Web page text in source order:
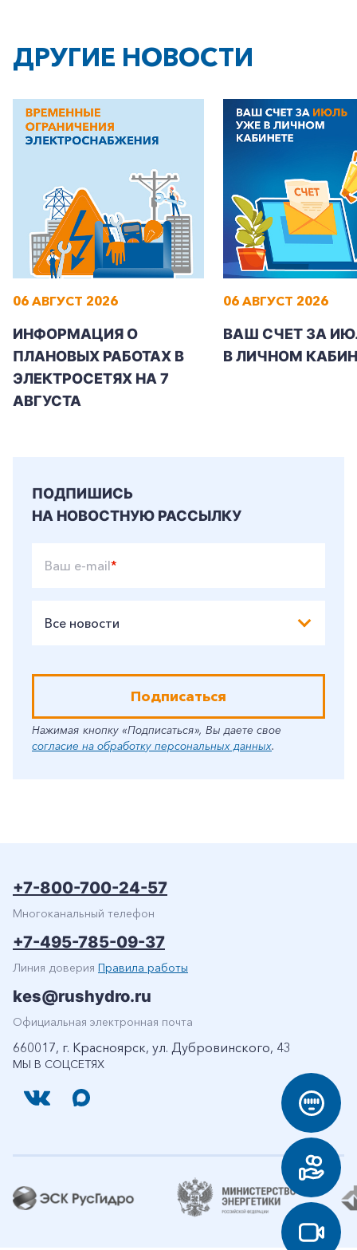
Частным клиентам
Корпоративным клиентам
ДРУГИЕ НОВОСТИ
06 АВГУСТ 2026
ИНФОРМАЦИЯ О
ПЛАНОВЫХ РАБОТАХ В
ЭЛЕКТРОСЕТЯХ НА 7
АВГУСТА
06 АВГУСТ 2026
ВАШ СЧЕТ ЗА
В ЛИЧНОМ
ПОДПИШИСЬ
НА НОВОСТНУЮ РАССЫЛКУ
Ваш e-mail*
Все новости
Подписаться
Нажимая кнопку «Подписаться», Вы даете свое
согласие на обработку персональных данных.
МЫ В СОЦСЕТЯХ
+7-800-700-24-57
Многоканальный телефон
+7-495-785-09-37
Линия доверия Правила работы
kes@rushydro.ru
Официальная электронная почта
660017, г. Красноярск, ул. Дубровинского, 43